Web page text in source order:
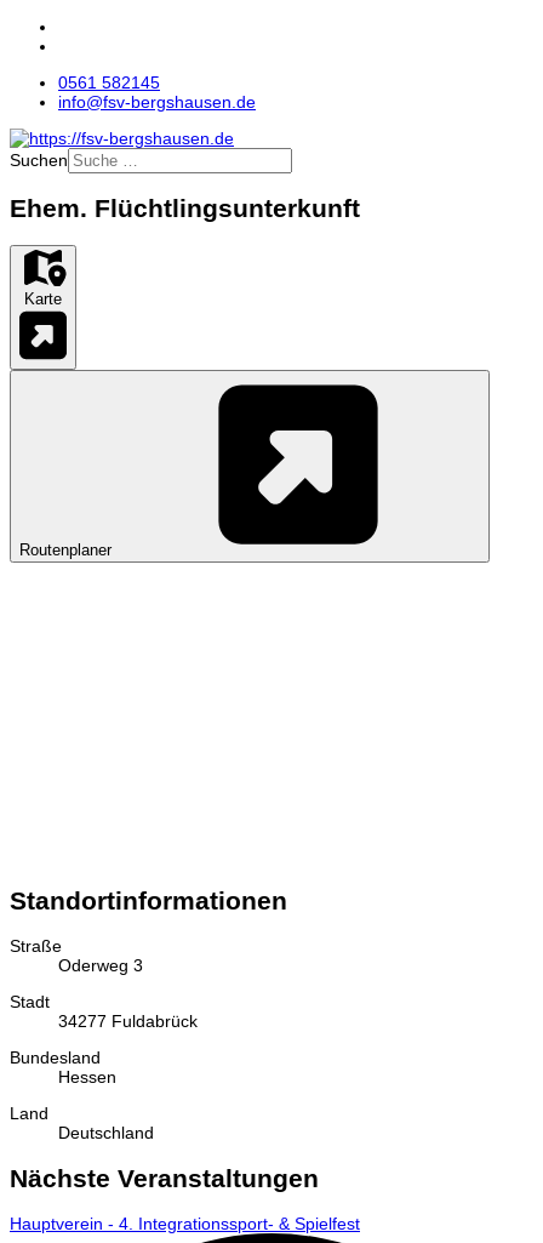
0561 582145
info@fsv-bergshausen.de
Suchen
Ehem. Flüchtlingsunterkunft
Karte
Routenplaner
Standortinformationen
Straße
Oderweg 3
Stadt
34277 Fuldabrück
Bundesland
Hessen
Land
Deutschland
Nächste Veranstaltungen
Hauptverein - 4. Integrationssport- & Spielfest